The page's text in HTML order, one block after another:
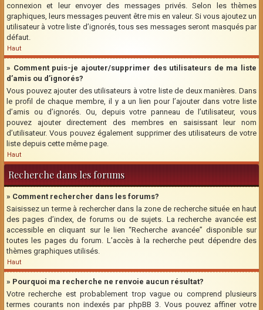
connexion et leur envoyer des messages privés. Selon les thèmes
graphiques, leurs messages peuvent être mis en valeur. Si vous ajoutez un
utilisateur à votre liste d’ignorés, tous ses messages seront masqués par
défaut.
Haut
» Comment puis-je ajouter/supprimer des utilisateurs de ma liste
d’amis ou d’ignorés?
Vous pouvez ajouter des utilisateurs à votre liste de deux manières. Dans
le profil de chaque membre, il y a un lien pour l’ajouter dans votre liste
d’amis ou d’ignorés. Ou, depuis votre panneau de l’utilisateur, vous
pouvez ajouter directement des membres en saisissant leur nom
d’utilisateur. Vous pouvez également supprimer des utilisateurs de votre
liste depuis cette même page.
Haut
Recherche dans les forums
» Comment rechercher dans les forums?
Saisissez un terme à rechercher dans la zone de recherche située en haut
des pages d’index, de forums ou de sujets. La recherche avancée est
accessible en cliquant sur le lien “Recherche avancée” disponible sur
toutes les pages du forum. L’accès à la recherche peut dépendre des
thèmes graphiques utilisés.
Haut
» Pourquoi ma recherche ne renvoie aucun résultat?
Votre recherche est probablement trop vague ou comprend plusieurs
termes courants non indexés par phpBB 3. Vous pouvez affiner votre